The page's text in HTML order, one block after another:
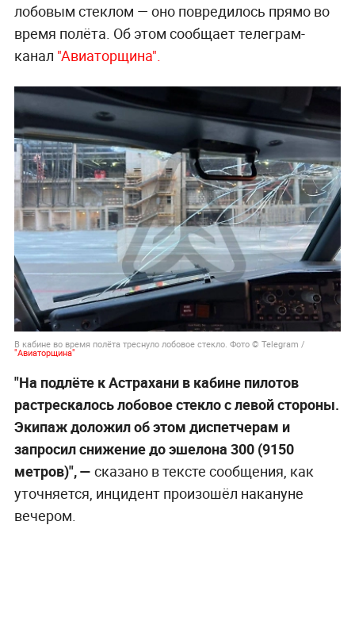
лобовым стеклом — оно повредилось прямо во
время полёта. Об этом сообщает телеграм-
канал "Авиаторщина".
В кабине во время полёта треснуло лобовое стекло. Фото © Telegram /
"Авиаторщина"
"На подлёте к Астрахани в кабине пилотов
растрескалось лобовое стекло с левой стороны.
Экипаж доложил об этом диспетчерам и
запросил снижение до эшелона 300 (9150
метров)", — сказано в тексте сообщения, как
уточняется, инцидент произошёл накануне
вечером.